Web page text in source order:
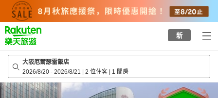
top
page
新
大阪厄爾瑟雷飯店
2026/8/20 - 2026/8/21 | 2 位住客 | 1 間房